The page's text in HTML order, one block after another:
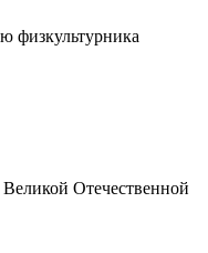
физкультурника
Отечественной